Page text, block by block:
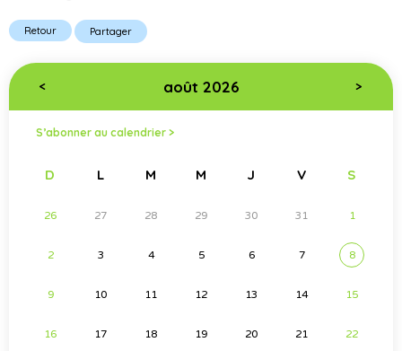
Retour Partager
< août 2026 >
S’abonner au calendrier >
D L M M J V S
26 27 28 29 30 31 1
2 3 4 5 6 7 8
9 10 11 12 13 14 15
16 17 18 19 20 21 22